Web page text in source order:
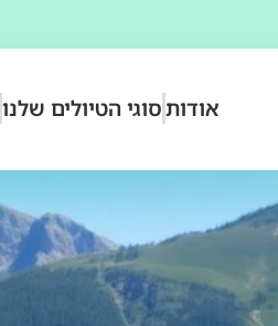
אודותסוגי הטיולים שלנו